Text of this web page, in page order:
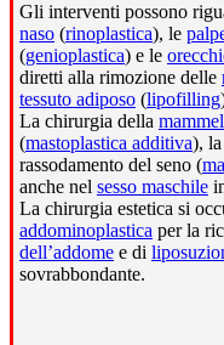
Gli interventi possono
naso (rinoplastica), le
(genioplastica) e le
diretti alla rimozione delle
tessuto adiposo (lipofilling
La chirurgia della
(mastoplastica additiva),
rassodamento del seno (
anche nel sesso maschile
La chirurgia estetica si
addominoplastica per la
dell’addome e di
sovrabbondante.